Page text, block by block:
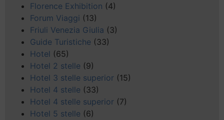
Florence Exhibition (4)
Forum Viaggi (13)
Friuli Venezia Giulia (3)
Guide Turistiche (33)
Hotel (65)
Hotel 2 stelle (9)
Hotel 3 stelle superior (15)
Hotel 4 stelle (33)
Hotel 4 stelle superior (7)
Hotel 5 stelle (6)